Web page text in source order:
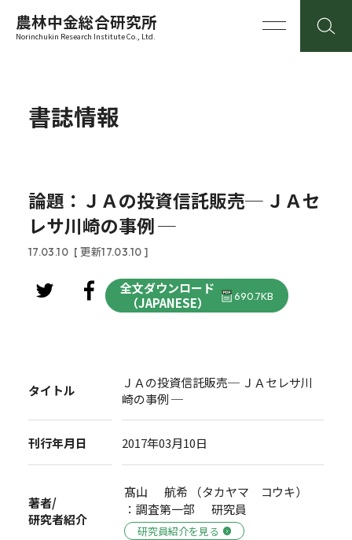
農林中金総合研究所
Norinchukin Research Institute Co., Ltd.
書誌情報
論題：ＪＡの投資信託販売─ ＪＡセ
レサ川崎の事例 ─
17.03.10 [ 更新17.03.10 ]
全文ダウンロード
（JAPANESE）
690.7KB
タイトル
ＪＡの投資信託販売─ ＪＡセレサ川
崎の事例 ─
刊行年月日 2017年03月10日
著者/
研究者紹介
髙山 航希 （タカヤマ コウキ）
：調査第一部 研究員
研究員紹介を見る